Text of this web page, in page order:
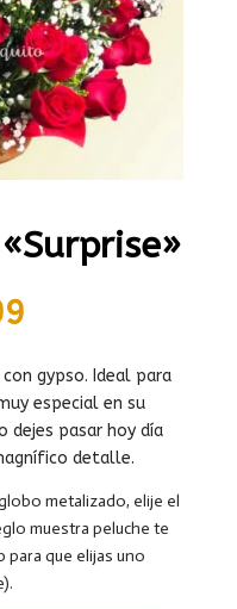
gypso. Ideal para
especial en su
dejes pasar hoy día
detalle.
metalizado, elije el
muestra peluche te
para que elijas uno